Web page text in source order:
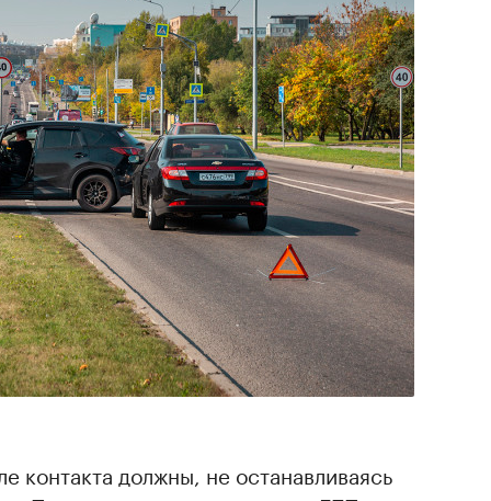
контакта должны, не останавливаясь